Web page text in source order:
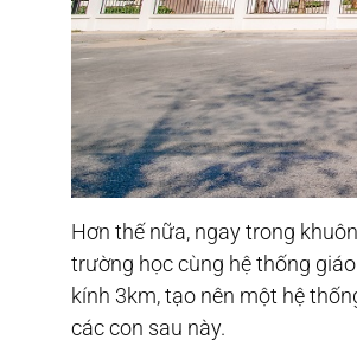
Hơn thế nữa, ngay trong
trường học cùng hệ thống
kính 3km, tạo nên một hệ
các con sau này.